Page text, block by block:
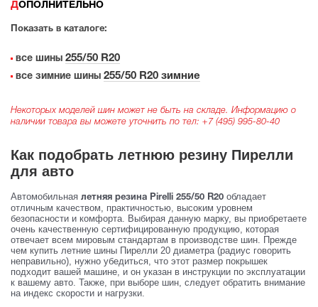
ДОПОЛНИТЕЛЬНО
Показать в каталоге:
все шины 255/50 R20
все зимние шины 255/50 R20 зимние
Некоторых моделей шин может не быть на складе. Информацию о
наличии товара вы можете уточнить по тел: +7 (495) 995-80-40
Как подобрать летнюю резину Пирелли
для авто
Автомобильная летняя резина Pirelli 255/50 R20 обладает
отличным качеством, практичностью, высоким уровнем
безопасности и комфорта. Выбирая данную марку, вы приобретаете
очень качественную сертифицированную продукцию, которая
отвечает всем мировым стандартам в производстве шин. Прежде
чем купить летние шины Пирелли 20 диаметра (радиус говорить
неправильно), нужно убедиться, что этот размер покрышек
подходит вашей машине, и он указан в инструкции по эксплуатации
к вашему авто. Также, при выборе шин, следует обратить внимание
на индекс скорости и нагрузки.